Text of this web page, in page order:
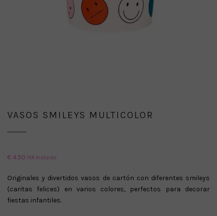
VASOS SMILEYS MULTICOLOR
€4.50 IVA Incluido
Originales y divertidos vasos de cartón con diferentes smileys
(caritas felices) en varios colores, perfectos para decorar
fiestas infantiles.